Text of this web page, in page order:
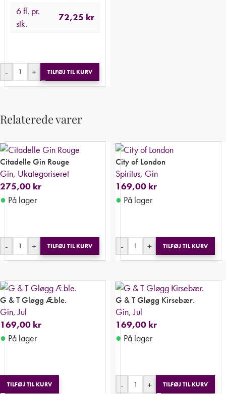
6 fl. pr.
stk.
72,25 kr
- + TILFØJ TIL KURV
Relaterede varer
Citadelle Gin Rouge
Gin, Ukategoriseret
275,00 kr
● På lager
- + TILFØJ TIL KURV
City of London
Spiritus, Gin
169,00 kr
● På lager
- + TILFØJ TIL KURV
G & T Gløgg Æble.
Gin, Jul
169,00 kr
● På lager
TILFØJ TIL KURV
G & T Gløgg Kirsebær.
Gin, Jul
169,00 kr
● På lager
- + TILFØJ TIL KURV